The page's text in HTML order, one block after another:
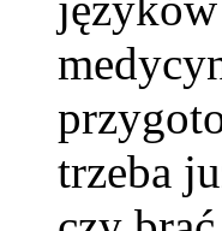
trzeba